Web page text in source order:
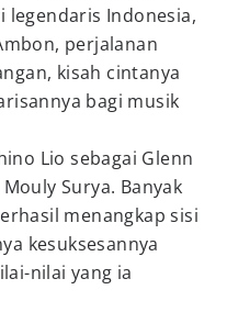
legendaris Indonesia,
perjalanan
kisah cintanya
bagi musik
Lio sebagai Glenn
Surya. Banyak
menangkap sisi
kesuksesannya
nilai yang ia